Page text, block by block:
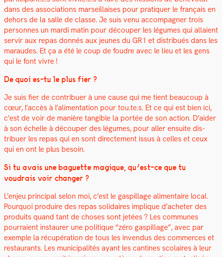
dans des asso­ci­a­tions mar­seil­lais­es pour pra­ti­quer le français en
dehors de la salle de classe. Je suis venu accom­pa­g­n­er trois
per­son­nes un mar­di matin pour découper les légumes qui allaient
servir aux repas don­nés aux jeunes du GR1 et dis­tribués dans les
maraudes. Et ça a été le coup de foudre avec le lieu et les gens
qui le font vivre !
De quoi es-tu le plus fier ?
Je suis fier de con­tribuer à une cause qui me tient beau­coup à
cœur, l’ac­cès à l’al­i­men­ta­tion pour tou.te.s. Et ce qui est bien ici,
c’est de voir de manière tan­gi­ble la portée de son action. D’aider
à son échelle à découper des légumes, pour aller ensuite dis­
tribuer les repas qui en sont directe­ment issus à celles et ceux
qui en ont le plus besoin.
Si tu avais une baguette mag­ique, qu’est-ce que tu
voudrais voir chang­er ?
L’en­jeu prin­ci­pal selon moi, c’est le gaspillage ali­men­taire local.
Pourquoi pro­duire des repas sol­idaires implique d’acheter des
pro­duits quand tant de choses sont jetées ? Les com­munes
pour­raient instau­r­er une poli­tique “zéro gaspillage”, avec par
exem­ple la récupéra­tion de tous les inven­dus des com­merces et
restau­rants. Les munic­i­pal­ités ayant les can­tines sco­laires à leur